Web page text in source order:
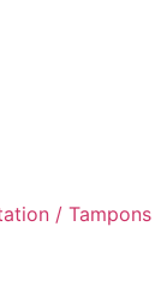
/ Tampons